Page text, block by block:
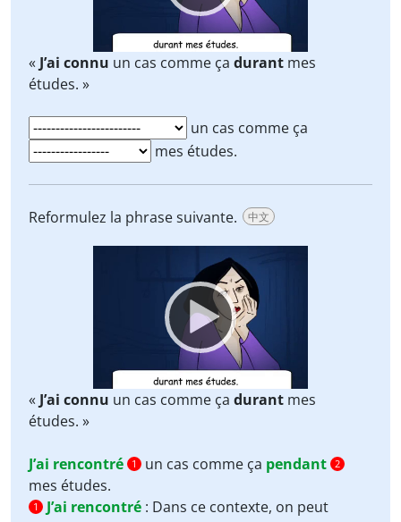
« J’ai connu un cas comme ça durant mes
études. »
un cas comme ça
mes études.
Reformulez la phrase suivante. 中文
« J’ai connu un cas comme ça durant mes
études. »
J’ai rencontré 1 un cas comme ça pendant 2
mes études.
1 J’ai rencontré : Dans ce contexte, on peut